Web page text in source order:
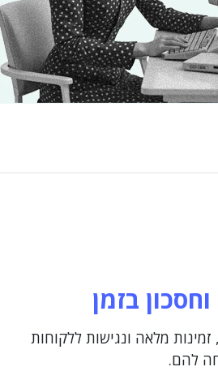
בזמן
זמינות מלאה ונגישות ללקוחות
להם.